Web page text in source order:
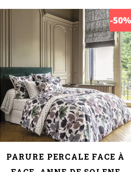
PARURE PERCALE FACE À